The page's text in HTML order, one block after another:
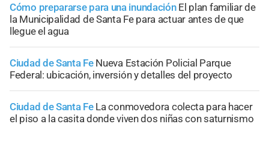
Cómo prepararse para una inundación El plan familiar de
la Municipalidad de Santa Fe para actuar antes de que
llegue el agua
Ciudad de Santa Fe Nueva Estación Policial Parque
Federal: ubicación, inversión y detalles del proyecto
Ciudad de Santa Fe La conmovedora colecta para hacer
el piso a la casita donde viven dos niñas con saturnismo